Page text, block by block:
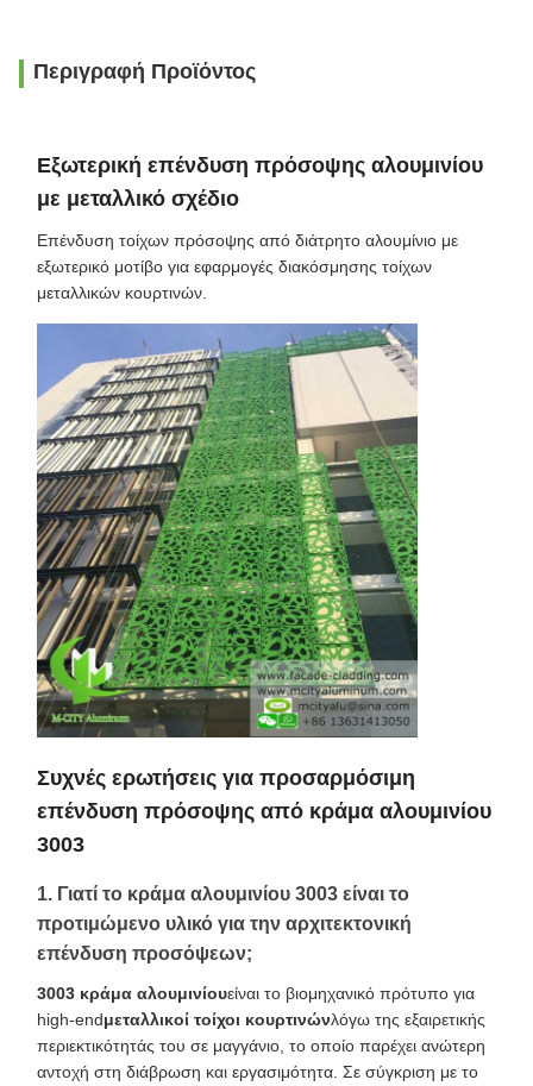
Περιγραφή Προϊόντος
Εξωτερική επένδυση πρόσοψης αλουμινίου
με μεταλλικό σχέδιο
Επένδυση τοίχων πρόσοψης από διάτρητο αλουμίνιο με
εξωτερικό μοτίβο για εφαρμογές διακόσμησης τοίχων
μεταλλικών κουρτινών.
Συχνές ερωτήσεις για προσαρμόσιμη
επένδυση πρόσοψης από κράμα αλουμινίου
3003
1. Γιατί το κράμα αλουμινίου 3003 είναι το
προτιμώμενο υλικό για την αρχιτεκτονική
επένδυση προσόψεων;
3003 κράμα αλουμινίουείναι το βιομηχανικό πρότυπο για
high-endμεταλλικοί τοίχοι κουρτινώνλόγω της εξαιρετικής
περιεκτικότητάς του σε μαγγάνιο, το οποίο παρέχει ανώτερη
αντοχή στη διάβρωση και εργασιμότητα. Σε σύγκριση με το